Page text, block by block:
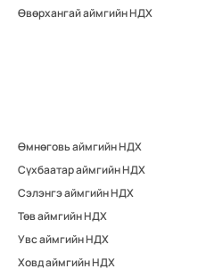
Өвөрхангай аймгийн НДХ
Өмнөговь аймгийн НДХ
Сүхбаатар аймгийн НДХ
Сэлэнгэ аймгийн НДХ
Төв аймгийн НДХ
Увс аймгийн НДХ
Ховд аймгийн НДХ